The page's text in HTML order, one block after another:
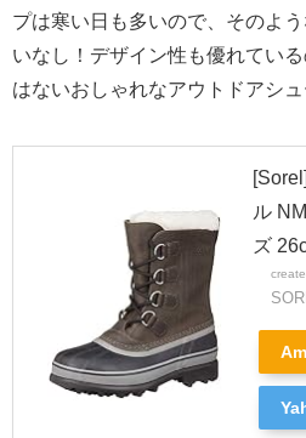
プは寒い日も多いので、そのよ
いなし！デザイン性も優れてい
はないおしゃれなアウトドアシュ
ル
ズ